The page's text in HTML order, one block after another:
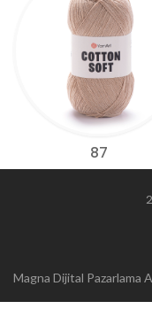
87
Web
Magna Dijital Pazarlama